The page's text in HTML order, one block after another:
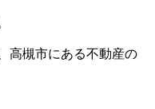
高槻市にある不動産の